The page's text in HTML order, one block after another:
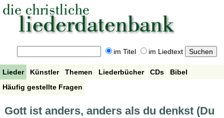
im Titel im Liedtext
Lieder Künstler Themen Liederbücher CDs
Bibel
Häufig gestellte Fragen
Gott ist anders, anders als du denkst (Du